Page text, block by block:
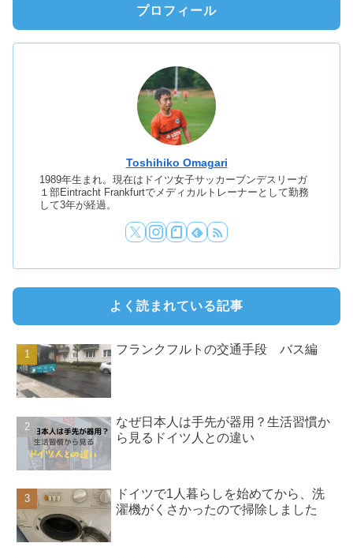
プロフィール
Toshihiko Omagari
1989年生まれ。現在はドイツ女子サッカーブンデスリーガ
１部Eintracht Frankfurtでメディカルトレーナーとして勤務
して3年が経過。
よく読まれている記事
フランクフルトの交通手段 バス編
なぜ日本人は手先が器用？生活習慣か
ら見るドイツ人との違い
ドイツで1人暮らしを始めてから、洗
濯機がくさかったので掃除しました